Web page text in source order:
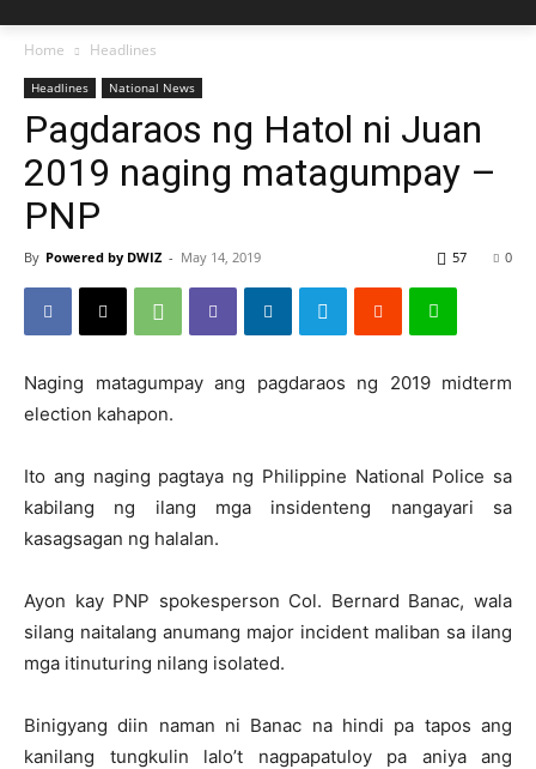
Home Headlines
Headlines National News
Pagdaraos ng Hatol ni Juan
2019 naging matagumpay –
PNP
By Powered by DWIZ - May 14, 2019 0
57
Naging matagumpay ang pagdaraos ng 2019 midterm
election kahapon.
Ito ang naging pagtaya ng Philippine National Police sa
kabilang ng ilang mga insidenteng nangayari sa
kasagsagan ng halalan.
Ayon kay PNP spokesperson Col. Bernard Banac, wala
silang naitalang anumang major incident maliban sa ilang
mga itinuturing nilang isolated.
Binigyang diin naman ni Banac na hindi pa tapos ang
kanilang tungkulin lalo’t nagpapatuloy pa aniya ang